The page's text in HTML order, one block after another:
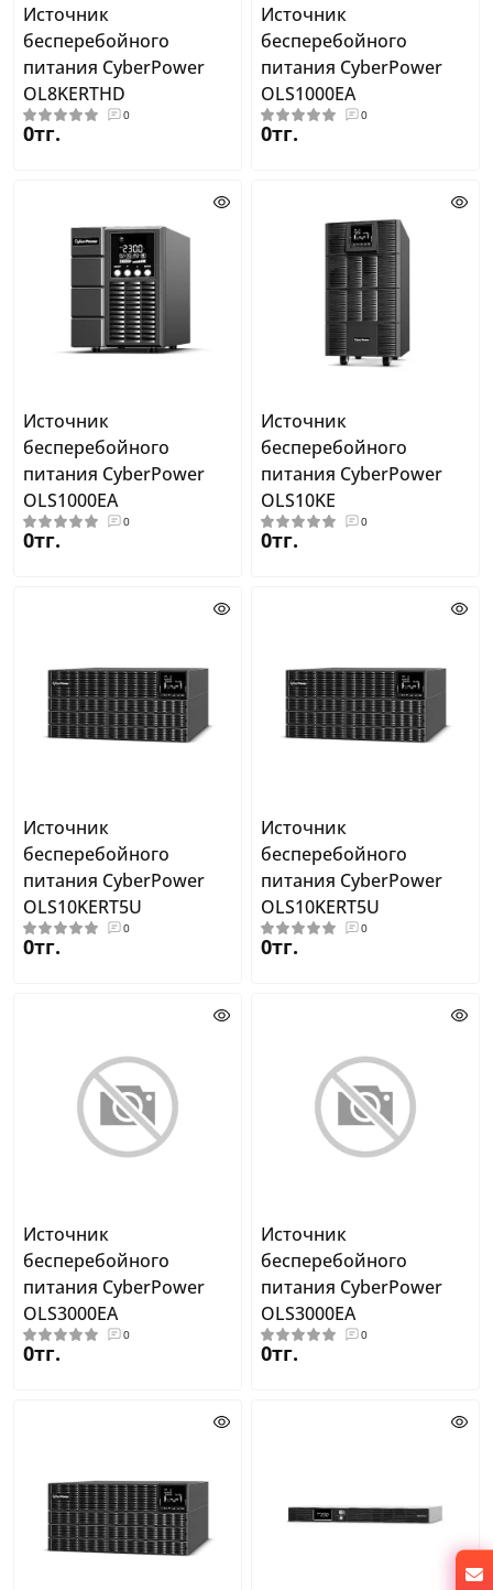
Источник
бесперебойного
питания CyberPower
OL8KERTHD
0
0тг.
Источник
бесперебойного
питания CyberPower
OLS1000EA
0
0тг.
Источник
бесперебойного
питания CyberPower
OLS1000EA
0
0тг.
Источник
бесперебойного
питания CyberPower
OLS10KE
0
0тг.
Источник
бесперебойного
питания CyberPower
OLS10KERT5U
0
0тг.
Источник
бесперебойного
питания CyberPower
OLS10KERT5U
0
0тг.
Источник
бесперебойного
питания CyberPower
OLS3000EA
0
0тг.
Источник
бесперебойного
питания CyberPower
OLS3000EA
0
0тг.